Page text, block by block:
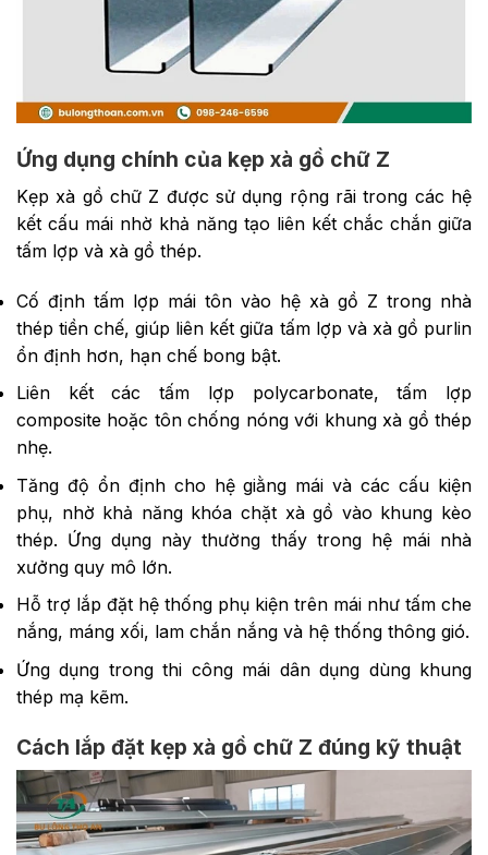
Ứng dụng chính của kẹp xà gồ chữ Z
Kẹp xà gồ chữ Z được sử dụng rộng rãi trong các hệ
kết cấu mái nhờ khả năng tạo liên kết chắc chắn giữa
tấm lợp và xà gồ thép.
Cố định tấm lợp mái tôn vào hệ xà gồ Z trong nhà
thép tiền chế, giúp liên kết giữa tấm lợp và xà gồ purlin
ổn định hơn, hạn chế bong bật.
Liên kết các tấm lợp polycarbonate, tấm lợp
composite hoặc tôn chống nóng với khung xà gồ thép
nhẹ.
Tăng độ ổn định cho hệ giằng mái và các cấu kiện
phụ, nhờ khả năng khóa chặt xà gồ vào khung kèo
thép. Ứng dụng này thường thấy trong hệ mái nhà
xưởng quy mô lớn.
Hỗ trợ lắp đặt hệ thống phụ kiện trên mái như tấm che
nắng, máng xối, lam chắn nắng và hệ thống thông gió.
Ứng dụng trong thi công mái dân dụng dùng khung
thép mạ kẽm.
Cách lắp đặt kẹp xà gồ chữ Z đúng kỹ thuật